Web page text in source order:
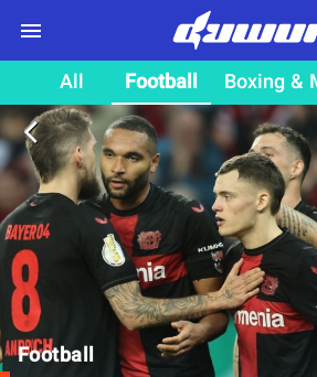
All Football Boxing &
arrow_back_ios
Football